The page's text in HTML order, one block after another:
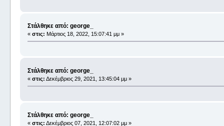
Στάλθηκε από: george_
« στις: Μάρτιος 18, 2022, 15:07:41 μμ »
Στάλθηκε από: george_
« στις: Δεκέμβριος 29, 2021, 13:45:04 μμ »
Στάλθηκε από: george_
« στις: Δεκέμβριος 07, 2021, 12:07:02 μμ »